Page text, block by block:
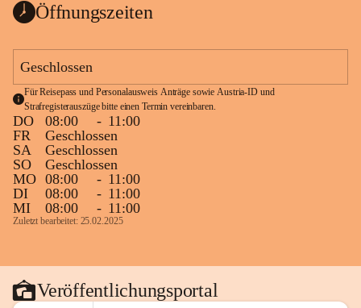
Öffnungszeiten
Geschlossen
Für Reisepass und Personalausweis Anträge sowie Austria-ID und
Strafregisterauszüge bitte einen Termin vereinbaren.
DO 08:00 - 11:00
FR
Geschlossen
SA
Geschlossen
SO
Geschlossen
MO 08:00 - 11:00
DI
08:00 - 11:00
MI
08:00 - 11:00
Zuletzt bearbeitet: 25.02.2025
Veröffentlichungsportal